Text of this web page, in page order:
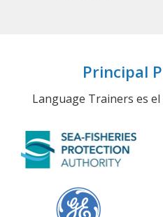
Principal
Language Trainers es